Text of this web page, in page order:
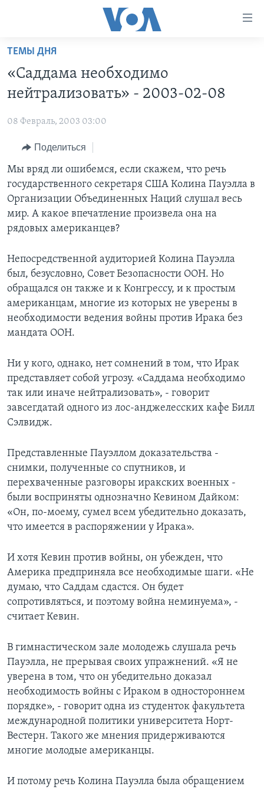
Перейти
основной
контент
навигации
Перейти
поиск
ПРОГРАММЫ
НОВОСТИ ЗА МИНУТУ
ИТОГИ
ПОЧЕМУ ЭТО ВАЖНО?
ДИСКУССИЯ VOA
ДЕТАЛИ
НЬЮ-ЙОРК NEW YORK
АМЕРИКА. БОЛЬШОЕ ПУТЕШЕСТВИЕ
ПРОЕКТЫ
УЧИМ АНГЛИЙСКИЙ
НАША АМЕРИКАНСКАЯ ИСТОРИЯ
А КАК В АМЕРИКЕ?
АРТЕФАКТЫ
АМЕРИКАНСКИЕ ГОРОДКИ
ТЕСТЫ
ЭКСПЕРТИЗА
ИНТЕРВЬЮ
ФАКТЫ ПРОТИВ ФЕЙКОВ
ЗА СВОБОДУ ПРЕССЫ
УЧИМ АНГЛИЙСКИЙ
ВИДЕО
ПОДПИСКА НА НОВОСТИ
Learning English
СОЦИАЛЬНЫЕ СЕТИ
Языки
ТЕМЫ ДНЯ
«Саддама необходимо
нейтрализовать» - 2003-02-08
08 Февраль, 2003 03:00
Поделиться
Мы вряд ли ошибемся, если скажем, что речь
государственного секретаря США Колина Пауэлла в
Организации Объединенных Наций слушал весь
мир. А какое впечатление произвела она на
рядовых американцев?
Непосредственной аудиторией Колина Пауэлла
был, безусловно, Совет Безопасности ООН. Но
обращался он также и к Конгрессу, и к простым
американцам, многие из которых не уверены в
необходимости ведения войны против Ирака без
мандата ООН.
Ни у кого, однако, нет сомнений в том, что Ирак
представляет собой угрозу. «Саддама необходимо
так или иначе нейтрализовать», - говорит
завсегдатай одного из лос-анджелесских кафе Билл
Сэлвидж.
Представленные Пауэллом доказательства -
снимки, полученные со спутников, и
перехваченные разговоры иракских военных -
были восприняты однозначно Кевином Дайком:
«Он, по-моему, сумел всем убедительно доказать,
что имеется в распоряжении у Ирака».
И хотя Кевин против войны, он убежден, что
Америка предприняла все необходимые шаги. «Не
думаю, что Саддам сдастся. Он будет
сопротивляться, и поэтому война неминуема», -
считает Кевин.
В гимнастическом зале молодежь слушала речь
Пауэлла, не прерывая своих упражнений. «Я не
уверена в том, что он убедительно доказал
необходимость войны с Ираком в одностороннем
порядке», - говорит одна из студенток факультета
международной политики университета Норт-
Вестерн. Такого же мнения придерживаются
многие молодые американцы.
И потому речь Колина Пауэлла была обращением